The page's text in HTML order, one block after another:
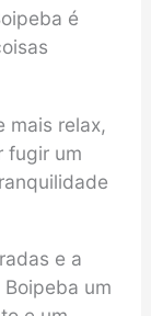
é
mais relax,
fugir um
e a
um